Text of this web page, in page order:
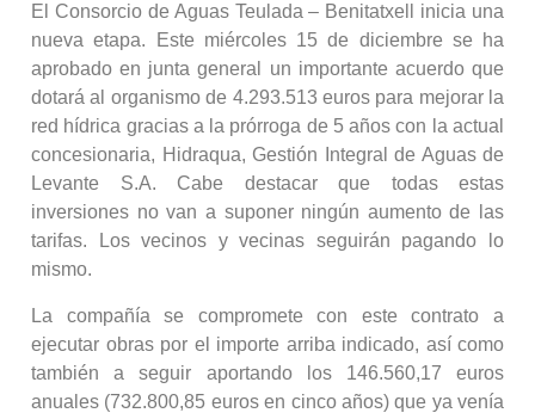
El Consorcio de Aguas Teulada – Benitatxell inicia una
nueva etapa. Este miércoles 15 de diciembre se ha
aprobado en junta general un importante acuerdo que
dotará al organismo de 4.293.513 euros para mejorar la
red hídrica gracias a la prórroga de 5 años con la actual
concesionaria, Hidraqua, Gestión Integral de Aguas de
Levante S.A. Cabe destacar que todas estas
inversiones no van a suponer ningún aumento de las
tarifas. Los vecinos y vecinas seguirán pagando lo
mismo.
La compañía se compromete con este contrato a
ejecutar obras por el importe arriba indicado, así como
también a seguir aportando los 146.560,17 euros
anuales (732.800,85 euros en cinco años) que ya venía